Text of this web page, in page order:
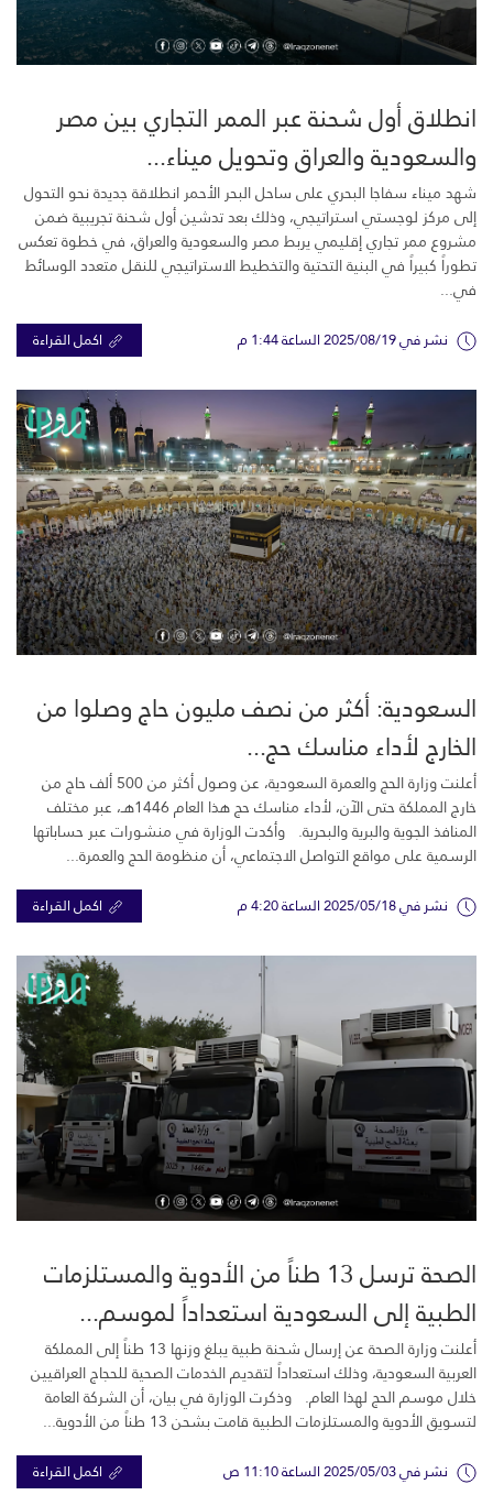
انطلاق أول شحنة عبر الممر التجاري بين مصر
والسعودية والعراق وتحويل ميناء...
شهد ميناء سفاجا البحري على ساحل البحر الأحمر انطلاقة جديدة نحو التحول
إلى مركز لوجستي استراتيجي، وذلك بعد تدشين أول شحنة تجريبية ضمن
مشروع ممر تجاري إقليمي يربط مصر والسعودية والعراق، في خطوة تعكس
تطوراً كبيراً في البنية التحتية والتخطيط الاستراتيجي للنقل متعدد الوسائط
في...
نشر في 2025/08/19 الساعة 1:44 م اكمل القراءة
السعودية: أكثر من نصف مليون حاج وصلوا من
الخارج لأداء مناسك حج...
أعلنت وزارة الحج والعمرة السعودية، عن وصول أكثر من 500 ألف حاج من
خارج المملكة حتى الآن، لأداء مناسك حج هذا العام 1446هـ، عبر مختلف
المنافذ الجوية والبرية والبحرية. وأكدت الوزارة في منشورات عبر حساباتها
الرسمية على مواقع التواصل الاجتماعي، أن منظومة الحج والعمرة...
نشر في 2025/05/18 الساعة 4:20 م اكمل القراءة
الصحة ترسل 13 طناً من الأدوية والمستلزمات
الطبية إلى السعودية استعداداً لموسم...
أعلنت وزارة الصحة عن إرسال شحنة طبية يبلغ وزنها 13 طناً إلى المملكة
العربية السعودية، وذلك استعداداً لتقديم الخدمات الصحية للحجاج العراقيين
خلال موسم الحج لهذا العام. وذكرت الوزارة في بيان، أن الشركة العامة
لتسويق الأدوية والمستلزمات الطبية قامت بشحن 13 طناً من الأدوية...
نشر في 2025/05/03 الساعة 11:10 ص اكمل القراءة